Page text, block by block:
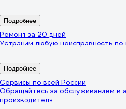
Подробнее
Ремонт за 20 дней
Устраним любую неисправность по
Подробнее
Сервисы по всей России
Обращайтесь за обслуживанием в
производителя